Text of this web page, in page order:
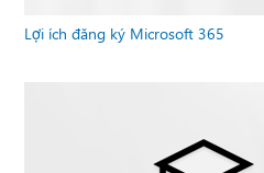
Lợi ích đăng ký Microsoft 365